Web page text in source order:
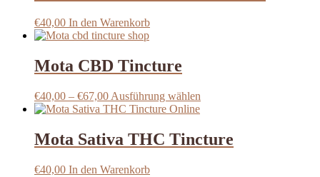
€40,00 In den Warenkorb
Mota CBD Tincture
€40,00 – €67,00Preisspanne:
€40,00
€67,00
Ausführung wählen
mehrere
Varianten
Mota Sativa THC Tincture
€40,00 In den Warenkorb